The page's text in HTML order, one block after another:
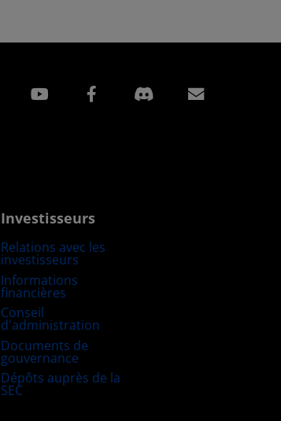
Instagram Facebook
Investisseurs
Relations avec les
investisseurs
Informations
financières
Conseil
d'administration
Documents de
gouvernance
Dépôts auprès de la
SEC